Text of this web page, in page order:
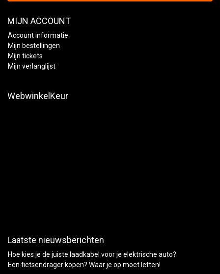
MIJN ACCOUNT
Account informatie
Mijn bestellingen
Mijn tickets
Mijn verlanglijst
WebwinkelKeur
Laatste nieuwsberichten
Hoe kies je de juiste laadkabel voor je elektrische auto?
Een fietsendrager kopen? Waar je op moet letten!